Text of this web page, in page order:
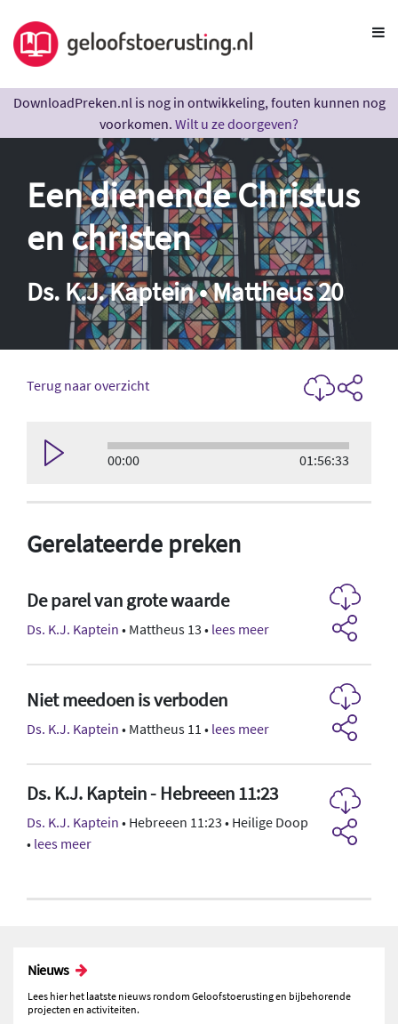
DownloadPreken.nl is nog in ontwikkeling, fouten kunnen nog
voorkomen. Wilt u ze doorgeven?
Een dienende Christus
en christen
Ds. K.J. Kaptein • Mattheus 20
Terug naar overzicht
00:00 01:56:33
Gerelateerde preken
De parel van grote waarde
Ds. K.J. Kaptein • Mattheus 13 • lees meer
Niet meedoen is verboden
Ds. K.J. Kaptein • Mattheus 11 • lees meer
Ds. K.J. Kaptein - Hebreeen 11:23
Ds. K.J. Kaptein • Hebreeen 11:23 • Heilige Doop
• lees meer
Nieuws
Lees hier het laatste nieuws rondom Geloofstoerusting en bijbehorende
projecten en activiteiten.